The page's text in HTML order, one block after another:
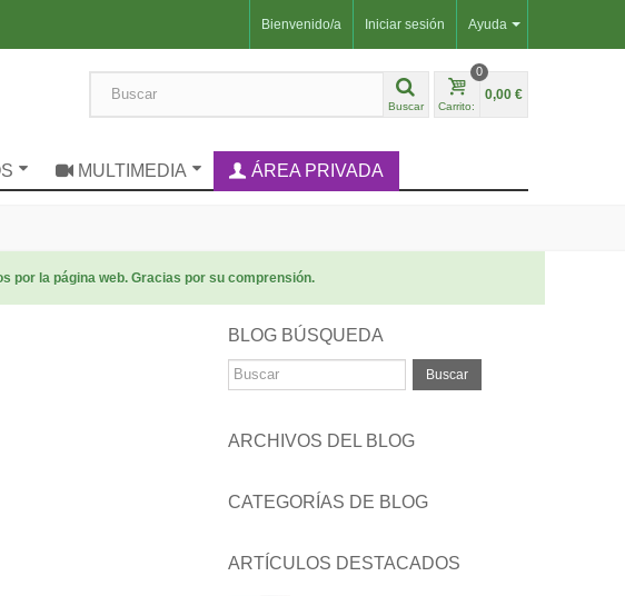
Ayuda
Bienvenido/a Iniciar sesión
Buscar Carrito:
0
0,00 €
MULTIMEDIA ÁREA PRIVADA
por la página web. Gracias por su comprensión.
BLOG BÚSQUEDA
Buscar
ARCHIVOS DEL BLOG
CATEGORÍAS DE BLOG
ARTÍCULOS DESTACADOS